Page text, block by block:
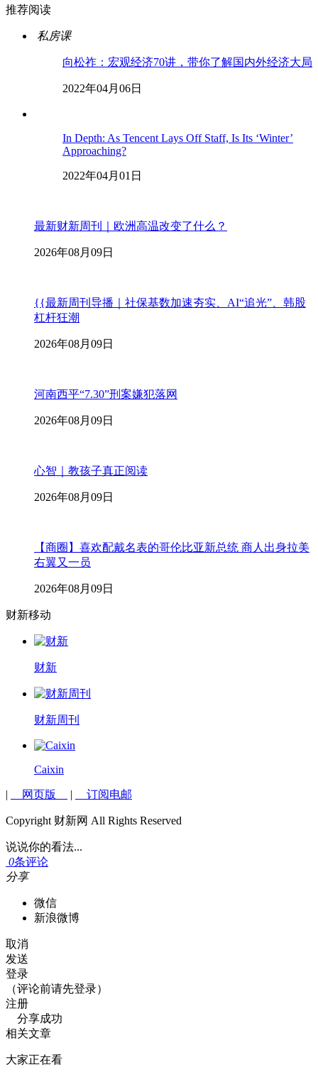
推荐阅读
私房课
向松祚：宏观经济70讲，带你了解国内外经济大局
2022年04月06日
In Depth: As Tencent Lays Off Staff, Is Its ‘Winter’
Approaching?
2022年04月01日
最新财新周刊｜欧洲高温改变了什么？
2026年08月09日
{{最新周刊导播｜社保基数加速夯实、AI“追光”、韩股
杠杆狂潮
2026年08月09日
河南西平“7.30”刑案嫌犯落网
2026年08月09日
心智｜教孩子真正阅读
2026年08月09日
【商圈】喜欢配戴名表的哥伦比亚新总统 商人出身拉美
右翼又一员
2026年08月09日
财新移动
财新
财新周刊
Caixin
| 网页版 | 订阅电邮
Copyright 财新网 All Rights Reserved
说说你的看法...
0条评论
分享
微信
新浪微博
取消
发送
登录
（评论前请先登录）
注册
分享成功
相关文章
大家正在看